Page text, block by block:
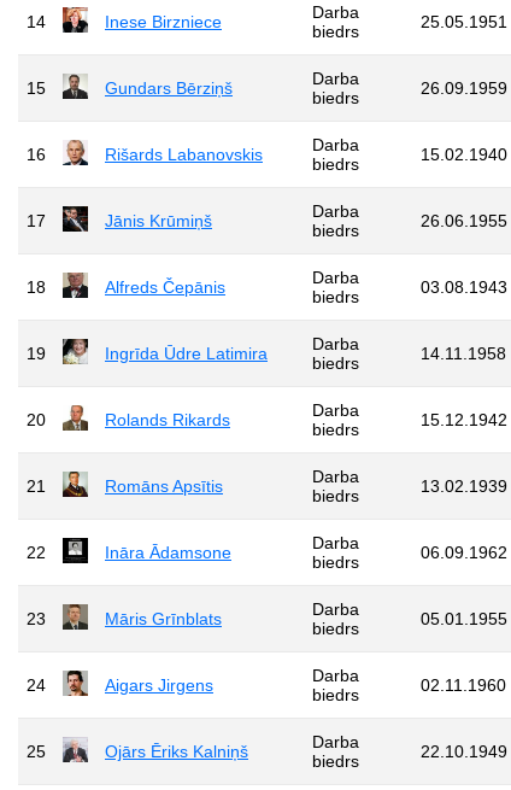
14 Inese Birzniece
Darba
biedrs
25.05.1951
15 Gundars Bērziņš
Darba
biedrs
26.09.1959
16 Rišards Labanovskis
Darba
biedrs
15.02.1940
17 Jānis Krūmiņš
Darba
biedrs
26.06.1955
18 Alfreds Čepānis
Darba
biedrs
03.08.1943
19 Ingrīda Ūdre Latimira
Darba
biedrs
14.11.1958
20 Rolands Rikards
Darba
biedrs
15.12.1942
21 Romāns Apsītis
Darba
biedrs
13.02.1939
22 Ināra Ādamsone
Darba
biedrs
06.09.1962
23 Māris Grīnblats
Darba
biedrs
05.01.1955
24 Aigars Jirgens
Darba
biedrs
02.11.1960
25 Ojārs Ēriks Kalniņš
Darba
biedrs
22.10.1949